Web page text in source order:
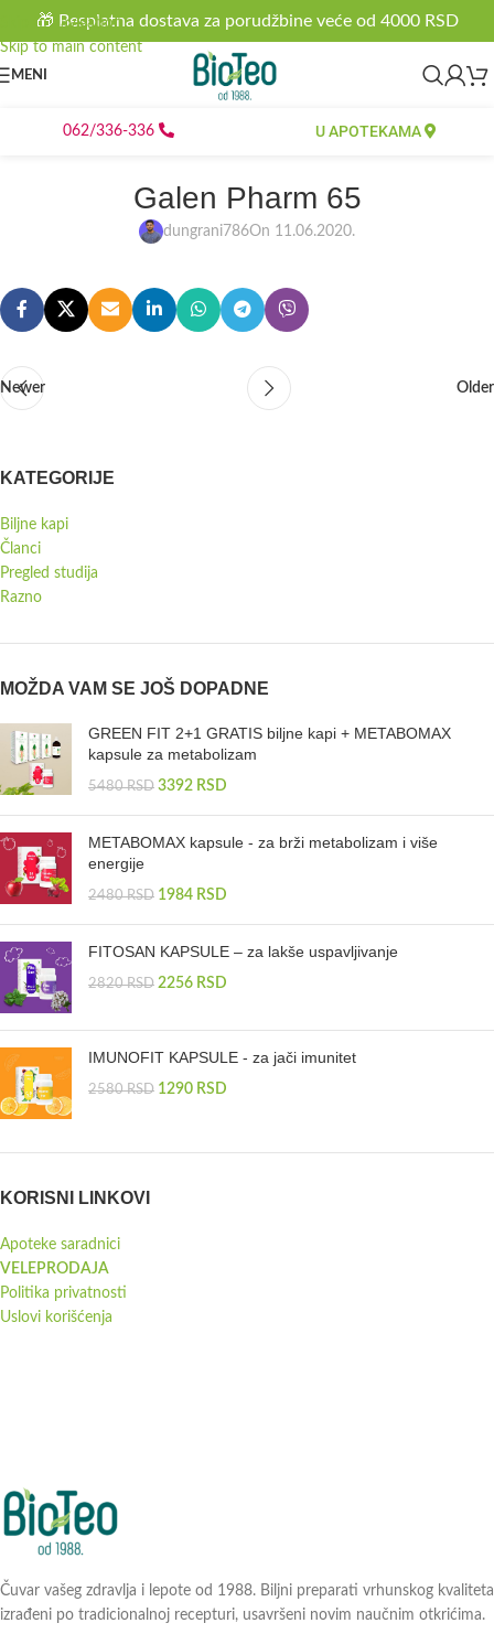
Skip to navigation
Skip to main content
🎁 Besplatna dostava za porudžbine veće od 4000 RSD
MENI
062/336-336 U APOTEKAMA
Galen Pharm 65
dungrani786On 11.06.2020.
Newer Older
KATEGORIJE
Biljne kapi
Članci
Pregled studija
Razno
MOŽDA VAM SE JOŠ DOPADNE
GREEN FIT 2+1 GRATIS biljne kapi + METABOMAX
kapsule za metabolizam
5480RSD 3392 RSD
METABOMAX kapsule - za brži metabolizam i više
energije
2480RSD 1984 RSD
FITOSAN KAPSULE – za lakše uspavljivanje
2820RSD 2256 RSD
IMUNOFIT KAPSULE - za jači imunitet
2580RSD 1290 RSD
KORISNI LINKOVI
Apoteke saradnici
VELEPRODAJA
Politika privatnosti
Uslovi korišćenja
Čuvar vašeg zdravlja i lepote od 1988. Biljni preparati vrhunskog kvaliteta
izrađeni po tradicionalnoj recepturi, usavršeni novim naučnim otkrićima.